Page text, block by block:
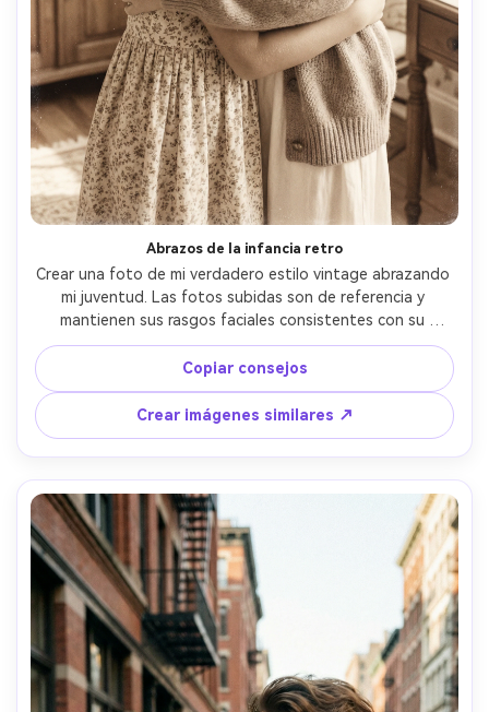
Abrazos de la infancia retro
Crear una foto de mi verdadero estilo vintage abrazando
mi juventud. Las fotos subidas son de referencia y
mantienen sus rasgos faciales consistentes con su
identidad. La versión joven debería parecer naturalmente
joven, pero claramente la misma persona. Tonos vintage
suaves, tonos cálidos, sutiles granos de película, resaltes
ligeramente desvanecidos. Los abrazos deben sentirse
tiernos, seguros y emocionalmente reconfortantes. Estilo
fotográfico realista. Sin dibujos animados, sin
ilustraciones, sin distorsiones.
Copiar consejos
Crear imágenes similares ↗